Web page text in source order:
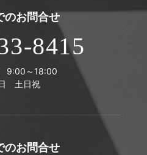
のお問合せ
8415
9:00～18:00
土日祝
のお問合せ